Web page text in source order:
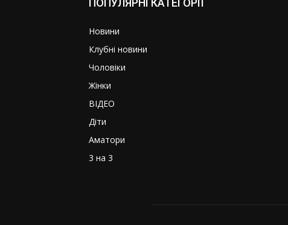
Новини
Клубні новини
Чоловіки
Жінки
ВІДЕО
Діти
Аматори
3 на 3